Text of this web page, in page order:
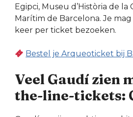
Egipci, Museu d’Història de
Marítim de Barcelona. Je
keer per ticket bezoeken.
Bestel je Arqueoticket bij
Veel Gaudí zien
the-line-tickets: